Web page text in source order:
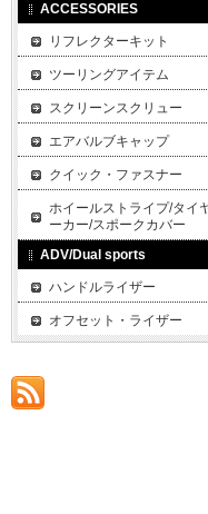
ACCESSORIES
リフレクターキット
ツーリングアイテム
スクリーンスクリュー
エアバルブキャップ
クイック・ファスナー
ホイールストライプ/タイ
ーカー/スポークカバー
ADV/Dual sports
ハンドルライザー
オフセット・ライザー